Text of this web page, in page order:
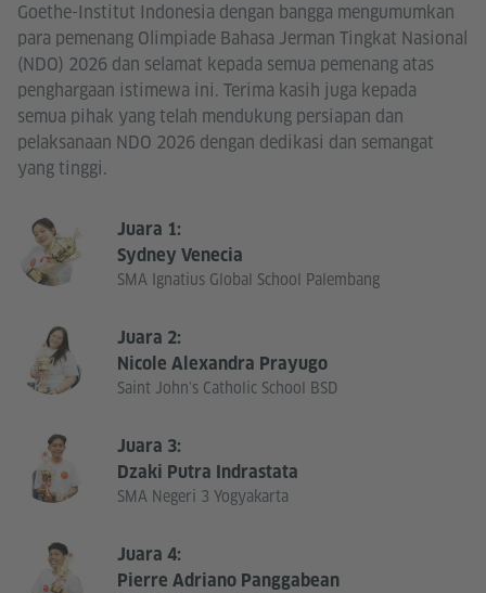
Goethe-Institut Indonesia dengan bangga mengumumkan
para pemenang Olimpiade Bahasa Jerman Tingkat Nasional
(NDO) 2026 dan selamat kepada semua pemenang atas
penghargaan istimewa ini. Terima kasih juga kepada
semua pihak yang telah mendukung persiapan dan
pelaksanaan NDO 2026 dengan dedikasi dan semangat
yang tinggi.
Juara 1:
Sydney Venecia
SMA Ignatius Global School Palembang
Juara 2:
Nicole Alexandra Prayugo
Saint John’s Catholic School BSD
Juara 3:
Dzaki Putra Indrastata
SMA Negeri 3 Yogyakarta
Juara 4:
Pierre Adriano Panggabean